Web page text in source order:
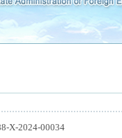
X-2024-00034